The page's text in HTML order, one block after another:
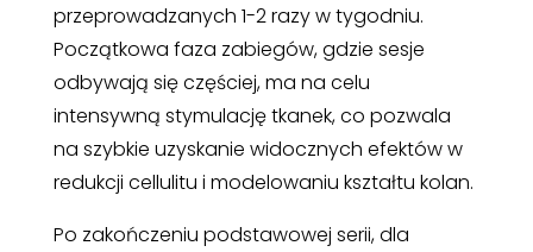
przeprowadzanych 1-2 razy w tygodniu.
Początkowa faza zabiegów, gdzie sesje
odbywają się częściej, ma na celu
intensywną stymulację tkanek, co pozwala
na szybkie uzyskanie widocznych efektów w
redukcji cellulitu i modelowaniu kształtu kolan.
Po zakończeniu podstawowej serii, dla